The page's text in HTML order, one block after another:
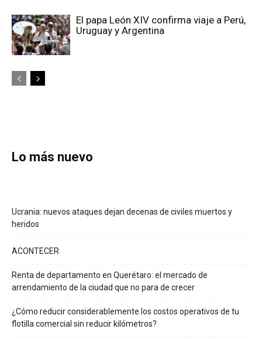
El papa León XIV confirma viaje a Perú,
Uruguay y Argentina
Lo más nuevo
Ucrania: nuevos ataques dejan decenas de civiles muertos y
heridos
ACONTECER
Renta de departamento en Querétaro: el mercado de
arrendamiento de la ciudad que no para de crecer
¿Cómo reducir considerablemente los costos operativos de tu
flotilla comercial sin reducir kilómetros?